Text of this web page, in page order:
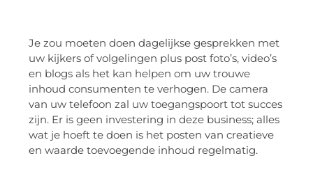
Je zou moeten doen dagelijkse gesprekken met
uw kijkers of volgelingen plus post foto’s, video’s
en blogs als het kan helpen om uw trouwe
inhoud consumenten te verhogen. De camera
van uw telefoon zal uw toegangspoort tot succes
zijn. Er is geen investering in deze business; alles
wat je hoeft te doen is het posten van creatieve
en waarde toevoegende inhoud regelmatig.